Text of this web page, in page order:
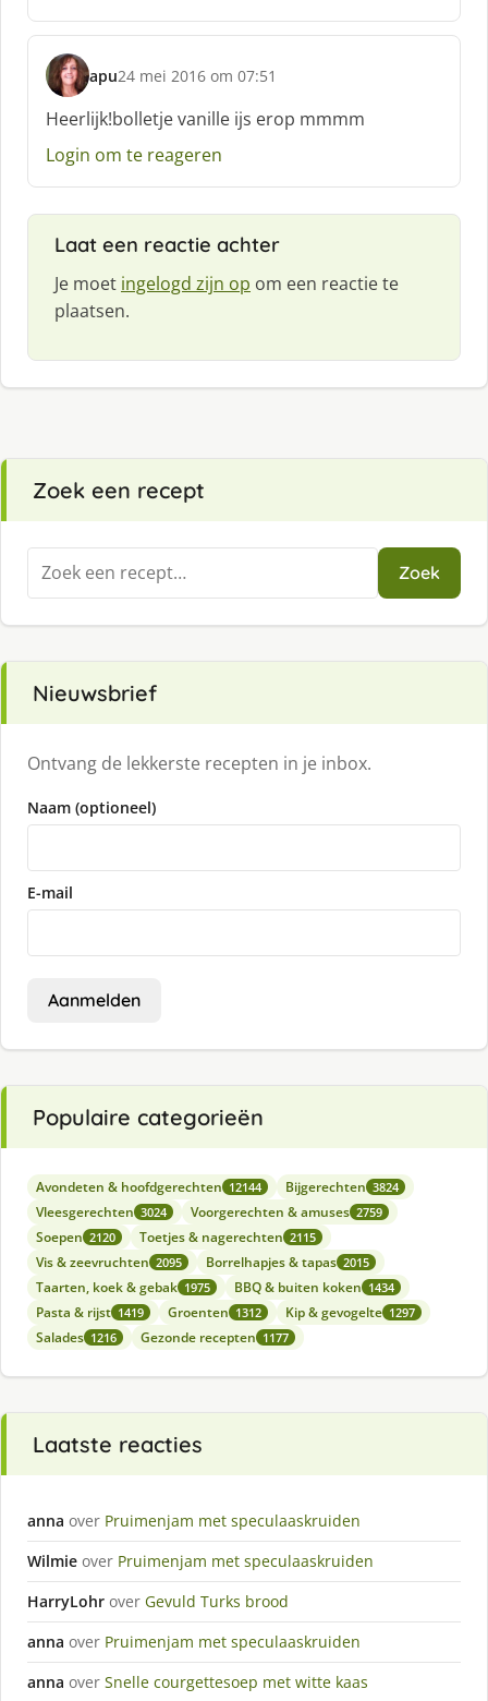
f
apu
s
c
h
r
24 mei 2016 om 07:51
Heerlijk!bolletje vanille ijs erop mmmm
Login om te reageren
Laat een reactie achter
Je moet ingelogd zijn op om een reactie te
plaatsen.
Zoek een recept
Zoeken
naar:
Zoek
Nieuwsbrief
Ontvang de lekkerste recepten in je inbox.
Naam (optioneel)
E-mail
Aanmelden
Populaire categorieën
Avondeten & hoofdgerechten 12144 Bijgerechten 3824
Vleesgerechten 3024 Voorgerechten & amuses 2759
Soepen 2120 Toetjes & nagerechten 2115
Vis & zeevruchten 2095 Borrelhapjes & tapas 2015
Taarten, koek & gebak 1975 BBQ & buiten koken 1434
Pasta & rijst 1419 Groenten 1312 Kip & gevogelte 1297
Salades 1216 Gezonde recepten 1177
Laatste reacties
anna over Pruimenjam met speculaaskruiden
Wilmie over Pruimenjam met speculaaskruiden
HarryLohr over Gevuld Turks brood
anna over Pruimenjam met speculaaskruiden
anna over Snelle courgettesoep met witte kaas